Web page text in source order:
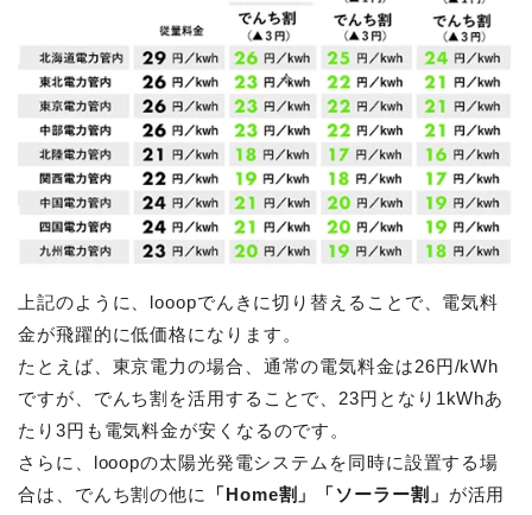
上記のように、looopでんきに切り替えることで、電気料
金が飛躍的に低価格になります。
たとえば、東京電力の場合、通常の電気料金は26円/kWh
ですが、でんち割を活用することで、23円となり1kWhあ
たり3円も電気料金が安くなるのです。
さらに、looopの太陽光発電システムを同時に設置する場
合は、でんち割の他に
「Home割」「ソーラー割」 が活用